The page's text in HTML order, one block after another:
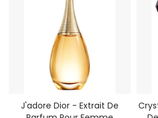
J'adore Dior - Extrait De